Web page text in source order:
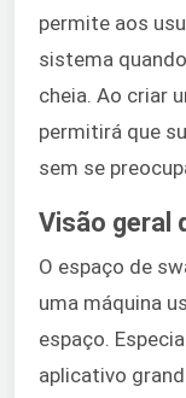
permite aos
sistema
cheia. Ao criar
permitirá que
sem se
Visão geral
O espaço de
uma máquina
espaço.
aplicativo